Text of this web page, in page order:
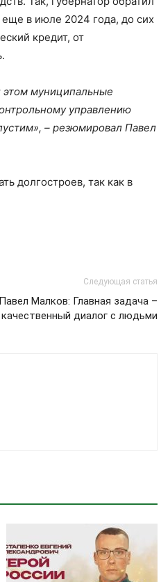
в июле 2024 года, до сих
кредит, от
этом муниципальные
управлению
– резюмировал Павел
долгостроев, так как в
Следующая статья
Малков: Главная задача –
диалог с людьми